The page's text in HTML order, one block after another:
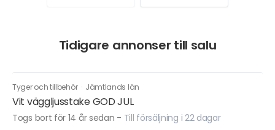
Tidigare annonser till salu
Tyger och tillbehör · Jämtlands län
Vit väggljusstake GOD JUL
Togs bort för 14 år sedan - Till försäljning i 22 dagar